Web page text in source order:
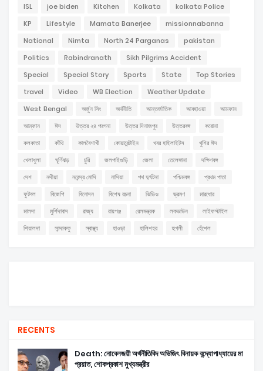
ISL joe biden Kitchen Kolkata
kolkata Police
KP
Lifestyle Mamata Banerjee
missionnabanna
National
Nimta North 24 Parganas
pakistan
Politics
Rabindranath
Sikh Pilgrims Accident
Special
Special Story Sports State
Top Stories
travel
Video WB Election
Weather Update
West Bengal
অর্জুন সিং অর্থনীতি আন্তর্জাতিক আবহাওয়া
আমফান
আম্ফান
ঈদ উত্তর ২৪ পরগনা উত্তর দিনাজপুর উত্তরবঙ্গ
করোনা
কলকাতা
কাঁথি কালবৈশাখী কোয়ারেন্টাইন খবর হাইলাইটস
খুশির ঈদ
খেলাধুলা
ঘূর্ণিঝড় চুরি জলপাইগুড়ি জেলা তেলেঙ্গানা
দক্ষিণবঙ্গ
দেশ
নদীয়া নরেন্দ্র মোদি নাদিয়া পথ দুর্ঘটনা পশ্চিমবঙ্গ
প্রথম পাতা
ফুটবল
বিজেপি বিনোদন বিশেষ রচনা ভিডিও ভ্রমণ
মারধোর
মালদা
মুর্শিদাবাদ রাজ্য রায়গঞ্জ রেলমন্ত্রক লকডাউন
লাইফস্টাইল
শিয়ালদা
সান্দাকফু স্বাস্থ্য হাওড়া হালিশহর হুগলী হেঁশেল
RECENTS
Death: নোবেলজয়ী অর্থনীতিবিদ অভিজিৎ বিনায়ক বন্দ্যোপাধ্যায়ের মা
প্রয়াত, শোকপ্রকাশ মুখ্যমন্ত্রীর